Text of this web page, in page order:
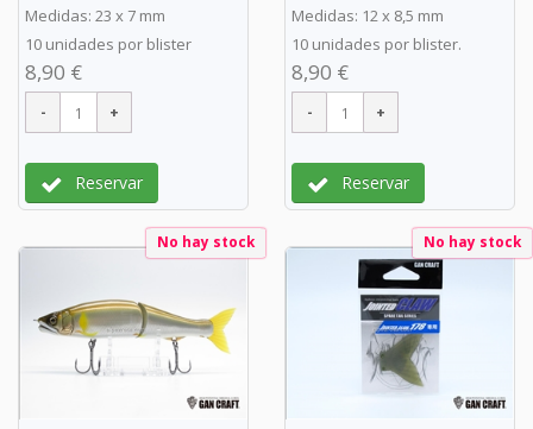
Medidas: 23 x 7 mm
10 unidades por blister
8,90 €
Reservar
Medidas: 12 x 8,5 mm
10 unidades por blister.
8,90 €
Reservar
No hay stock No hay stock